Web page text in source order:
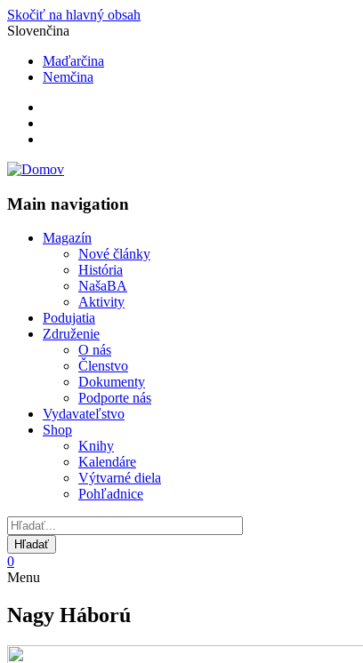
Skočiť na hlavný obsah
Slovenčina
Maďarčina
Nemčina
Main navigation
Magazín
Nové články
História
NašaBA
Aktivity
Podujatia
Združenie
O nás
Členstvo
Dokumenty
Podporte nás
Vydavateľstvo
Shop
Knihy
Kalendáre
Výtvarné diela
Pohľadnice
0
Menu
Nagy Háború